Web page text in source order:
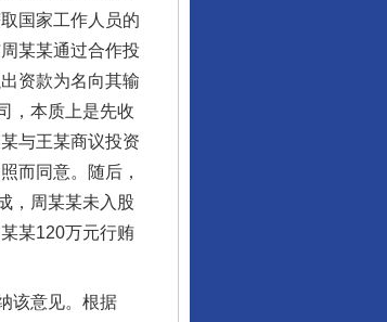
国家工作人员的
某某通过合作投
资款为名向其输
，本质上是先收
与王某商议投资
而同意。随后，
，周某某未入股
某120万元行贿
该意见。根据